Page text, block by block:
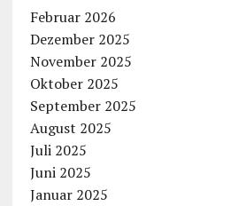
Februar 2026
Dezember 2025
November 2025
Oktober 2025
September 2025
August 2025
Juli 2025
Juni 2025
Januar 2025